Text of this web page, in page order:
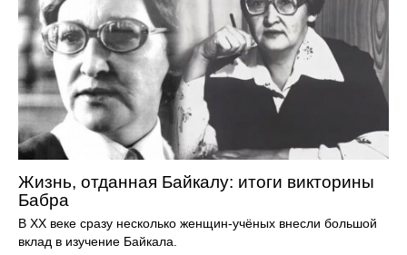
Жизнь, отданная Байкалу: итоги викторины
Бабра
В XX веке сразу несколько женщин-учёных внесли большой
вклад в изучение Байкала.